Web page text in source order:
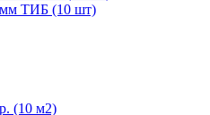
ТИБ (10 шт)